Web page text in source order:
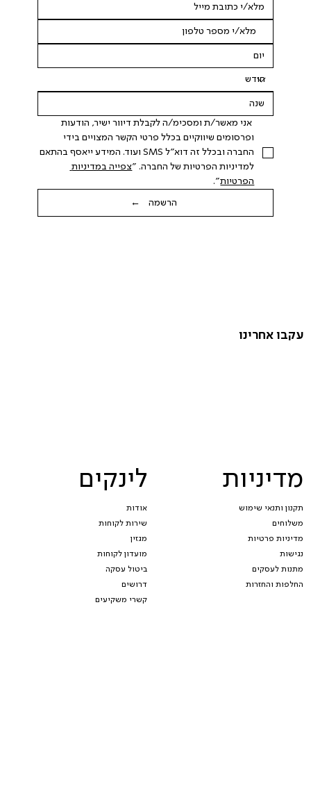
מדיניות
תקנון ותנאי שימוש
משלוחים
מדיניות פרטיות
נגישות
מתנות לעסקים
החלפות והחזרות
לינקים
אודות
שירות לקוחות
מגזין
מועדון לקוחות
ביטול עסקה
דרושים
קשרי משקיעים
עקבו אחרינו
אני מאשר/ת ומסכימ/ה לקבלת דיוור ישיר, הודעות
החברה ובכלל זה דוא"ל SMS ועוד. המידע ייאסף בהתאם
למדיניות הפרטיות של החברה. "
צפייה במדיניות
הפרטיות".
הרשמה ←